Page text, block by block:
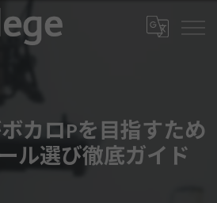
カロPを目指すため
ル選び徹底ガイド